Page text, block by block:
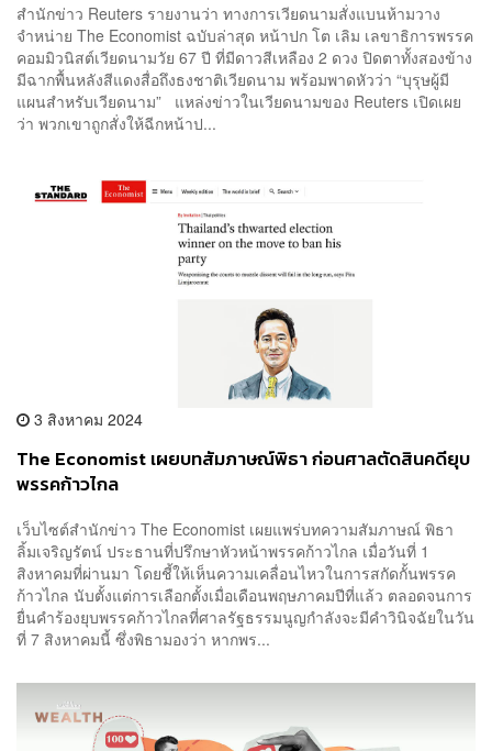
สำนักข่าว Reuters รายงานว่า ทางการเวียดนามสั่งแบนห้ามวาง
จำหน่าย The Economist ฉบับล่าสุด หน้าปก โต เลิม เลขาธิการพรรค
คอมมิวนิสต์เวียดนามวัย 67 ปี ที่มีดาวสีเหลือง 2 ดวง ปิดตาทั้งสองข้าง
มีฉากพื้นหลังสีแดงสื่อถึงธงชาติเวียดนาม พร้อมพาดหัวว่า “บุรุษผู้มี
แผนสำหรับเวียดนาม” แหล่งข่าวในเวียดนามของ Reuters เปิดเผย
ว่า พวกเขาถูกสั่งให้ฉีกหน้าป...
3 สิงหาคม 2024
The Economist เผยบทสัมภาษณ์พิธา ก่อนศาลตัดสินคดียุบ
พรรคก้าวไกล
เว็บไซต์สำนักข่าว The Economist เผยแพร่บทความสัมภาษณ์ พิธา
ลิ้มเจริญรัตน์ ประธานที่ปรึกษาหัวหน้าพรรคก้าวไกล เมื่อวันที่ 1
สิงหาคมที่ผ่านมา โดยชี้ให้เห็นความเคลื่อนไหวในการสกัดกั้นพรรค
ก้าวไกล นับตั้งแต่การเลือกตั้งเมื่อเดือนพฤษภาคมปีที่แล้ว ตลอดจนการ
ยื่นคำร้องยุบพรรคก้าวไกลที่ศาลรัฐธรรมนูญกำลังจะมีคำวินิจฉัยในวัน
ที่ 7 สิงหาคมนี้ ซึ่งพิธามองว่า หากพร...